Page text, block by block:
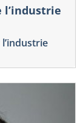
l’industrie